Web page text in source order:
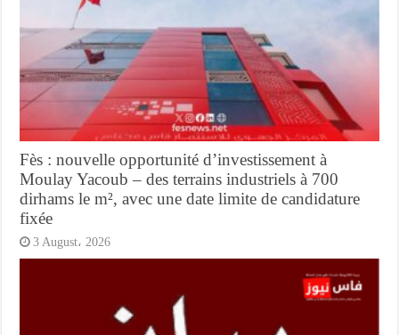
Fès : nouvelle opportunité d’investissement à
Moulay Yacoub – des terrains industriels à 700
dirhams le m², avec une date limite de candidature
fixée
3 August، 2026